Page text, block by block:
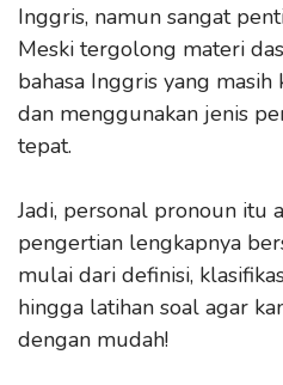
Inggris, namun sangat
Meski tergolong materi
bahasa Inggris yang
dan menggunakan jenis
tepat.
Jadi, personal pronoun itu
pengertian lengkapnya
mulai dari definisi,
hingga latihan soal agar
dengan mudah!